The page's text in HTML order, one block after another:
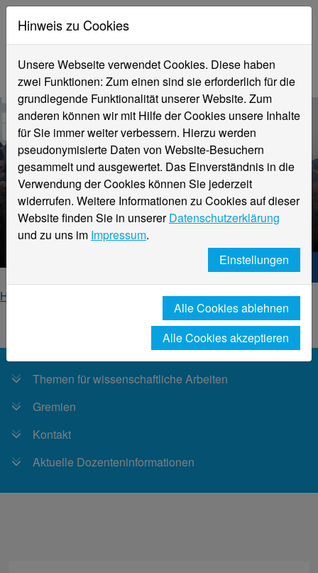
Prof. Dr. Mathias Beer
Hochschule Niederrhein. Dein Weg.
Home
Fachbereich Textil- und Bekleidungstechnik
Personen Beer
Themen für wissenschaftliche Arbeiten
Gremien
Kontakt
Aktuelle Dozenteninformationen
Hinweis zu Cookies
Unsere Webseite verwendet Cookies. Diese haben
zwei Funktionen: Zum einen sind sie erforderlich für die
grundlegende Funktionalität unserer Website. Zum
anderen können wir mit Hilfe der Cookies unsere Inhalte
für Sie immer weiter verbessern. Hierzu werden
pseudonymisierte Daten von Website-Besuchern
gesammelt und ausgewertet. Das Einverständnis in die
Verwendung der Cookies können Sie jederzeit
widerrufen. Weitere Informationen zu Cookies auf dieser
Website finden Sie in unsererDatenschutzerklärung
und zu uns im Impressum.
Einstellungen
Alle Cookies ablehnen
Alle Cookies akzeptieren